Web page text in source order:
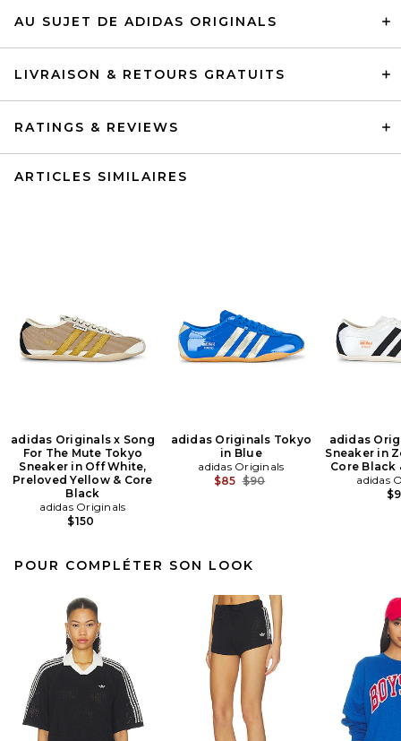
AU SUJET DE ADIDAS ORIGINALS
LIVRAISON & RETOURS GRATUITS
RATINGS & REVIEWS
ARTICLES SIMILAIRES
adidas Originals x Song
For The Mute Tokyo
Sneaker in Off White,
Preloved Yellow & Core
Black
adidas Originals
$150
adidas Originals Tokyo
in Blue
adidas Originals
$85 Previous price:
$90
adidas
Sneaker in
Core Black
adidas
POUR COMPLÉTER SON LOOK